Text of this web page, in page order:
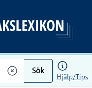
Sök
Hjälp/Tips